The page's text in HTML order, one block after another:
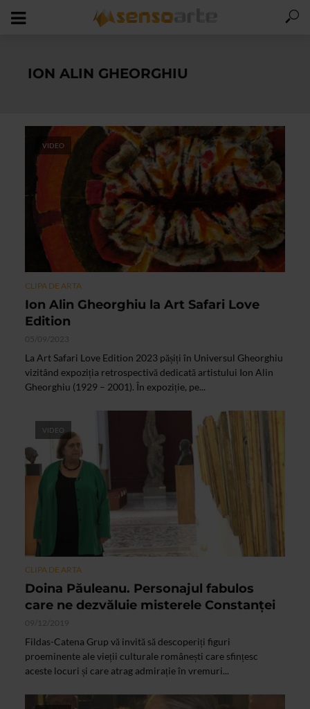
ION ALIN GHEORGHIU
VIDEO
CLIPA DE ARTA
Ion Alin Gheorghiu la Art Safari Love
Edition
05/09/2023
La Art Safari Love Edition 2023 pășiți în Universul Gheorghiu
vizitând expoziția retrospectivă dedicată artistului Ion Alin
Gheorghiu (1929 – 2001). În expoziție, pe...
VIDEO
CLIPA DE ARTA
Doina Păuleanu. Personajul fabulos
care ne dezvăluie misterele Constanței
09/12/2019
Fildas-Catena Grup vă invită să descoperiți figuri
proeminente ale vieții culturale românești care sfințesc
aceste locuri și care atrag admirație în vremuri...